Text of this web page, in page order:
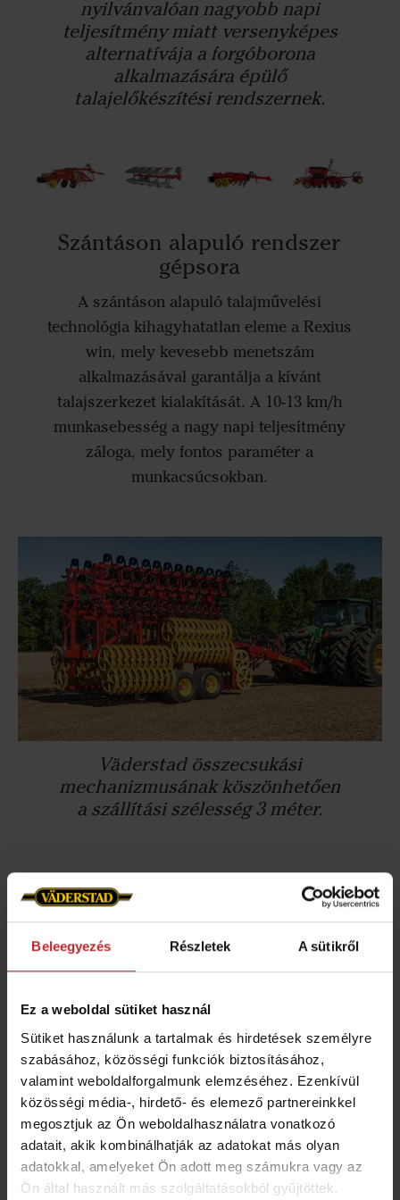
Beleegyezés Részletek A sütikről
Ez a weboldal sütiket használ
Sütiket használunk a tartalmak és hirdetések személyre
szabásához, közösségi funkciók biztosításához,
valamint weboldalforgalmunk elemzéséhez. Ezenkívül
közösségi média-, hirdető- és elemező partnereinkkel
megosztjuk az Ön weboldalhasználatra vonatkozó
adatait, akik kombinálhatják az adatokat más olyan
adatokkal, amelyeket Ön adott meg számukra vagy az
Ön által használt más szolgáltatásokból gyűjtöttek.
nyilvánvalóan nagyobb napi
teljesítmény miatt versenyképes
alternatívája a forgóborona
alkalmazására épülő
talajelőkészítési rendszernek.
Szántáson alapuló rendszer
gépsora
A szántáson alapuló talajművelési
technológia kihagyhatatlan eleme a Rexius
win, mely kevesebb menetszám
alkalmazásával garantálja a kívánt
talajszerkezet kialakítását. A 10-13 km/h
munkasebesség a nagy napi teljesítmény
záloga, mely fontos paraméter a
munkacsúcsokban.
Väderstad összecsukási
mechanizmusának köszönhetően
a szállítási szélesség 3 méter.
Koncepció
1. zóna - talajművelés, porhanyítás
és egyengetés
A Raptor kapák a szántott vagy művelt talajból